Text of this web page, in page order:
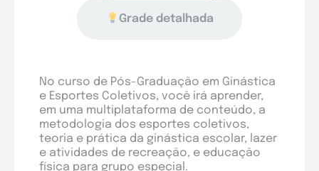
Grade detalhada
No curso de Pós-Graduação em Ginástica
e Esportes Coletivos, você irá aprender,
em uma multiplataforma de conteúdo, a
metodologia dos esportes coletivos,
teoria e prática da ginástica escolar, lazer
e atividades de recreação, e educação
física para grupo especial.